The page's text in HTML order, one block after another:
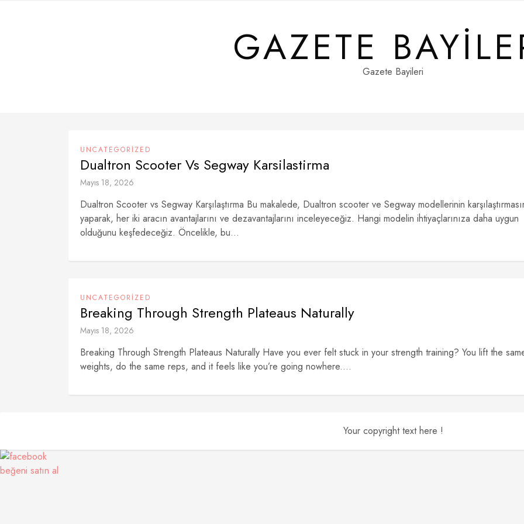
GAZETEGazete Bayileri
UNCATEGORIZED
Dualtron Scooter Vs Segway Karsilastirma
Mayıs 18, 2026
Dualtron Scooter vs Segway Karşılaştırma Bu makalede, Dualtron scooter ve Segway modellerinin
yaparak, her iki aracın avantajlarını ve dezavantajlarını inceleyeceğiz. Hangi modelin ihtiyaçlarınıza daha uygun
olduğunu keşfedeceğiz. Öncelikle, bu...
UNCATEGORIZED
Breaking Through Strength Plateaus Naturally
Mayıs 18, 2026
Breaking Through Strength Plateaus Naturally Have you ever felt stuck in your strength training? You lift the
weights, do the same reps, and it feels like you’re going nowhere....
Your copyright text here !